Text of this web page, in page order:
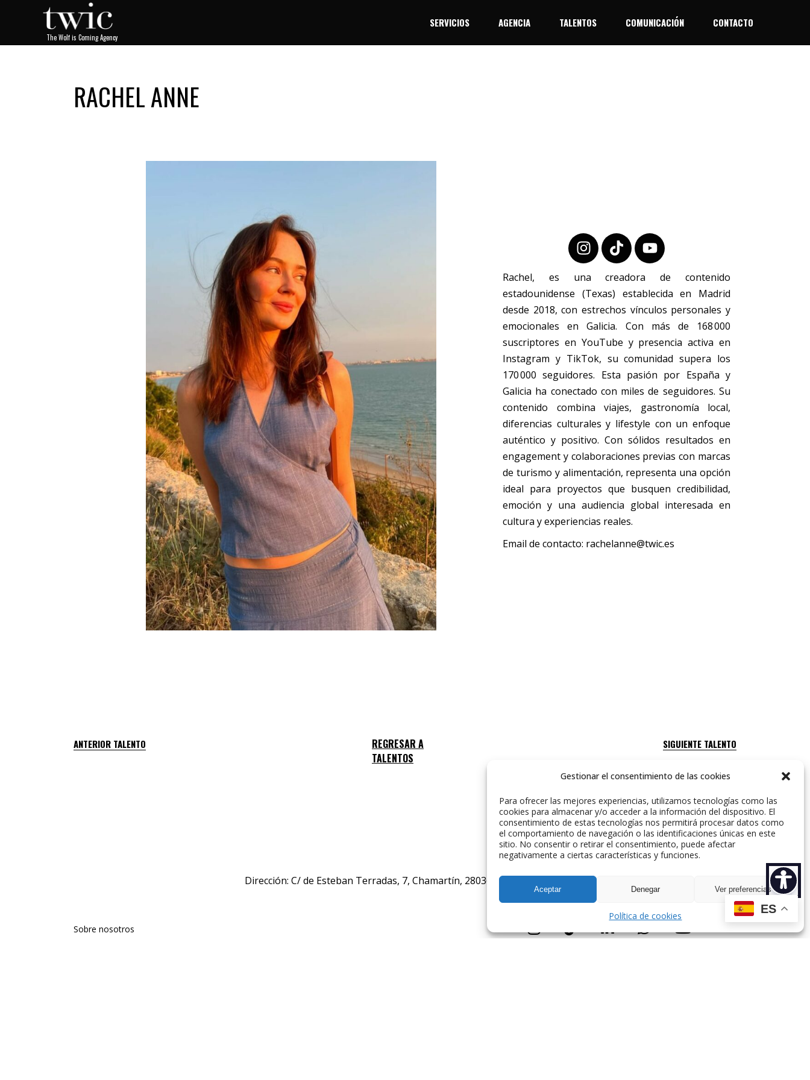
Gestionar el consentimiento de las cookies
Para ofrecer las mejores experiencias, utilizamos tecnologías como las
cookies para almacenar y/o acceder a la información del dispositivo. El
consentimiento de estas tecnologías nos permitirá procesar datos como
el comportamiento de navegación o las identificaciones únicas en este
sitio. No consentir o retirar el consentimiento, puede afectar
negativamente a ciertas características y funciones.
Aceptar Denegar Ver preferencias
Política de cookies
SERVICIOS AGENCIA TALENTOS COMUNICACIÓN CONTACTO
RACHEL ANNE
Rachel, es una creadora de contenido
estadounidense (Texas) establecida en Madrid
desde 2018, con estrechos vínculos personales y
emocionales en Galicia. Con más de 168 000
suscriptores en YouTube y presencia activa en
Instagram y TikTok, su comunidad supera los
170 000 seguidores. Esta pasión por España y
Galicia ha conectado con miles de seguidores. Su
contenido combina viajes, gastronomía local,
diferencias culturales y lifestyle con un enfoque
auténtico y positivo. Con sólidos resultados en
engagement y colaboraciones previas con marcas
de turismo y alimentación, representa una opción
ideal para proyectos que busquen credibilidad,
emoción y una audiencia global interesada en
cultura y experiencias reales.
Email de contacto: rachelanne@twic.es
ANTERIOR TALENTO SIGUIENTE TALENTO
Dirección: C/ de Esteban Terradas, 7, Chamartín, 28036 Madrid, España.
Sobre nosotros
ES